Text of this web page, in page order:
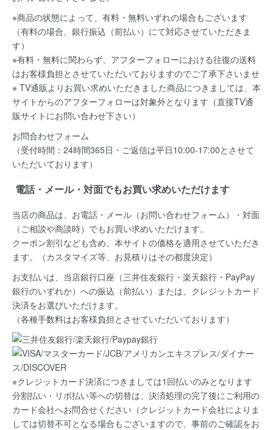
※商品の状態によって、有料・無料いずれの場合もございます
（有料の場合、銀行振込（前払い）にて対応させていただきま
す）
※有料・無料に関わらず、アフターフォローにおける往復の送料
はお客様負担とさせていただいておりますのでご了承下さいませ
※ TV通販よりお買い求めいただきました商品につきましては、本
サイトからのアフターフォローは対象外となります（直接TV通
販サイトにお問い合わせ下さい）
お問合わせフォーム
（受付時間：24時間365日・ご返信は平日10:00-17:00とさせて
いただいております）
電話・メール・対面でもお買い求めいただけます
当店の商品は、お電話・メール（お問い合わせフォーム）・対面
（ご相談や商談時）でもお買い求めいただけます。
クーポン割引なども含め、本サイトの価格を適用させていただき
ます。（カスタマイズ等、お見積りはその都度決定）
お支払いは、当店銀行口座（三井住友銀行・楽天銀行・PayPay
銀行のいずれか）への振込（前払い）または、クレジットカード
決済をお選びいただけます。
（各種手数料はお客様負担とさせていただいております）
※クレジットカード決済につきましては1回払いのみとなります
分割払い・リボ払い等への切替は、決済処理の完了後にご利用の
カード会社へお問合せください（クレジットカード会社によりま
しては切替不可となる場合もございますので、事前のご確認をお